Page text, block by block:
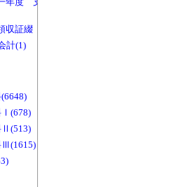
証綴 同学会(1)
計(1)
Ⅰ(678)
Ⅱ(513)
Ⅲ(1615)